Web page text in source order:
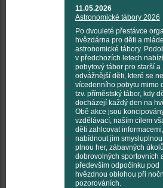
11.05.2026
Astronomické tábory 2026
Po dvouleté přestávce
hvězdárna pro děti a
astronomické tábory.
v předchozích letech
pobytový tábor pro starší a
odvážnější děti, které se
vícedenního pobytu mimo
tzv. příměstský tábor, kdy
docházejí každý den na
Obě akce jsou
vzdělávací, naším cílem
děti zahlcovat
nabídnout jim
plnou her, zábavných
dobrovolných sportovních
především odpočinku pod
hvězdnou oblohou při
pozorováních.